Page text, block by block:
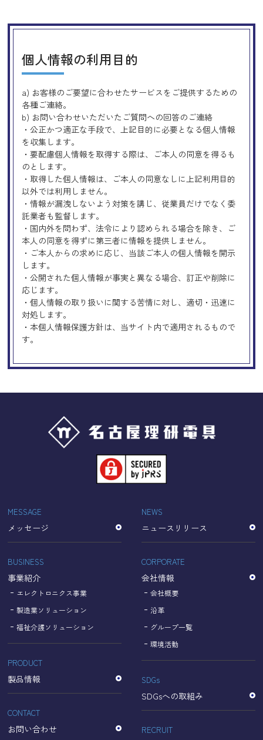
個人情報の利用目的
a) お客様のご要望に合わせたサービスをご提供するための
各種ご連絡。
b) お問い合わせいただいたご質問への回答のご連絡
・公正かつ適正な手段で、上記目的に必要となる個人情報
を収集します。
・要配慮個人情報を取得する際は、ご本人の同意を得るも
のとします。
・取得した個人情報は、ご本人の同意なしに上記利用目的
以外では利用しません。
・情報が漏洩しないよう対策を講じ、従業員だけでなく委
託業者も監督します。
・国内外を問わず、法令により認められる場合を除き、ご
本人の同意を得ずに第三者に情報を提供しません。
・ご本人からの求めに応じ、当該ご本人の個人情報を開示
します。
・公開された個人情報が事実と異なる場合、訂正や削除に
応じます。
・個人情報の取り扱いに関する苦情に対し、適切・迅速に
対処します。
・本個人情報保護方針は、当サイト内で適用されるもので
す。
Googleアナリティクスの使用につい
当サイトでは、より良いサービスの提供、またユーザビリ
ティの向上のため、Googleアナリティクスを使用し、当サ
イトの利用状況などのデータ収集及び解析を行っておりま
す。その際、「Cookie」を通じて、Googleがお客様のIPア
ドレスなどの情報を収集する場合がありますが、
「Cookie」で収集される情報は個人を特定できるものでは
収集されたデータはGoogleのプライバシーポリシーにおい
て管理されます。
なお、当サイトのご利用をもって、上述の方法・目的にお
いてGoogle及び当サイトが行うデータ処理に関し、お客様
【Googleのプライバシーポリシー】
https://policies.google.com/privacy?hl=ja
https://policies.google.com/technologies/partner-sites?
hl=ja
個人情報に関するお問い合わせ窓口
名古屋理研電具株式会社
TEL：052-833-1248
MESSAGE
メッセージ
BUSINESS
事業紹介
エレクトロニクス事業
製造業ソリューション
福祉介護ソリューション
PRODUCT
製品情報
CONTACT
お問い合わせ
NEWS
ニュースリリース
CORPORATE
会社情報
会社概要
沿革
グループ一覧
環境活動
SDGs
SDGsへの取組み
RECRUIT